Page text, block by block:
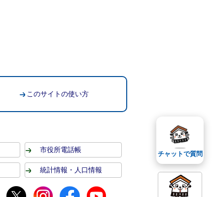
このサイトの使い方
市役所電話帳
統計情報・人口情報
チャットで質問